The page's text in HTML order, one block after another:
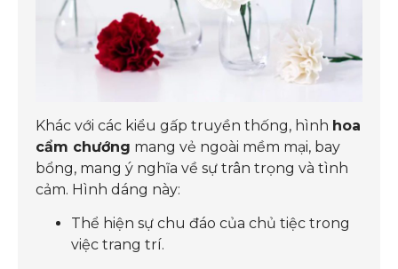
Khác với các kiểu gấp truyền thống, hình hoa
cẩm chướng mang vẻ ngoài mềm mại, bay
bổng, mang ý nghĩa về sự trân trọng và tình
cảm. Hình dáng này:
Thể hiện sự chu đáo của chủ tiệc trong
việc trang trí.